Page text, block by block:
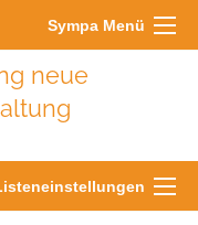
Sympa Menü
neue